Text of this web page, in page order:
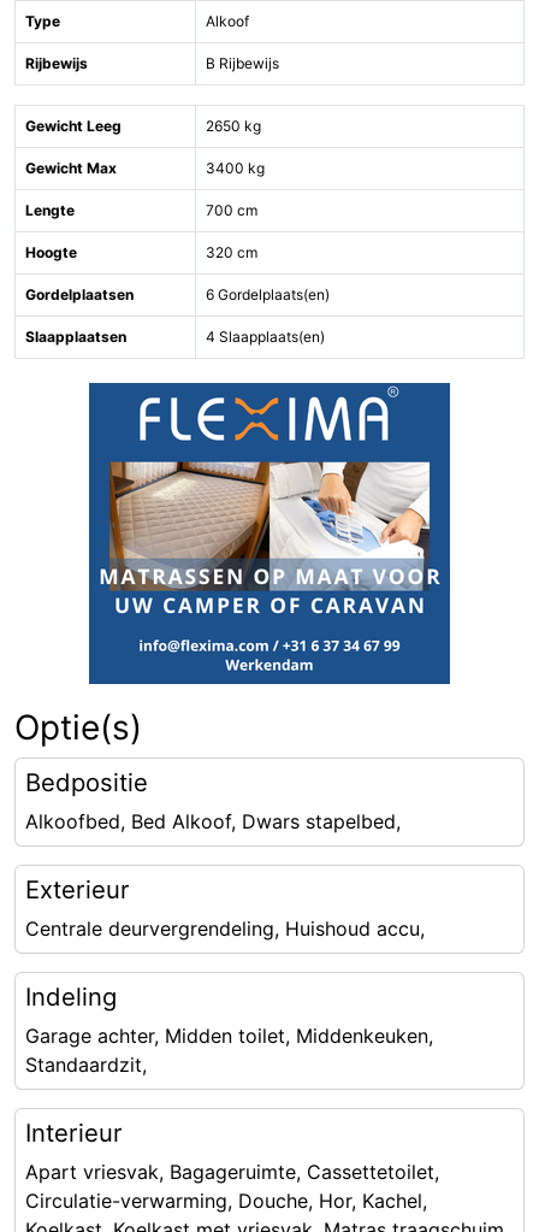
Type Alkoof
Rijbewijs B Rijbewijs
Gewicht Leeg 2650 kg
Gewicht Max 3400 kg
Lengte 700 cm
Hoogte 320 cm
Gordelplaatsen 6 Gordelplaats(en)
Slaapplaatsen 4 Slaapplaats(en)
Optie(s)
Bedpositie
Alkoofbed, Bed Alkoof, Dwars stapelbed,
Exterieur
Centrale deurvergrendeling, Huishoud accu,
Indeling
Garage achter, Midden toilet, Middenkeuken,
Standaardzit,
Interieur
Apart vriesvak, Bagageruimte, Cassettetoilet,
Circulatie-verwarming, Douche, Hor, Kachel,